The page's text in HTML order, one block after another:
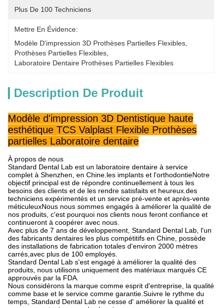
Plus De 100 Techniciens
Mettre En Évidence:
Modèle D'impression 3D Prothèses Partielles Flexibles
Prothèses Partielles Flexibles
Laboratoire Dentaire Prothèses Partielles Flexibles
Description De Produit
Modèle d'impression 3D Dentistique haute
esthétique TCS Valplast Flexible Prothèses
partielles Laboratoire dentaire
À propos de nous
Standard Dental Lab est un laboratoire dentaire à service
complet à Shenzhen, en Chine.les implants et l'orthodontieNotre
objectif principal est de répondre continuellement à tous les
besoins des clients et de les rendre satisfaits et heureux.des
techniciens expérimentés et un service pré-vente et après-vente
méticuleuxNous nous sommes engagés à améliorer la qualité de
nos produits, c'est pourquoi nos clients nous feront confiance et
continueront à coopérer avec nous.
Avec plus de 7 ans de développement, Standard Dental Lab, l'un
des fabricants dentaires les plus compétitifs en Chine, possède
des installations de fabrication totales d'environ 2000 mètres
carrés,avec plus de 100 employés.
Standard Dental Lab s'est engagé à améliorer la qualité des
produits, nous utilisons uniquement des matériaux marqués CE
approuvés par la FDA.
Nous considérons la marque comme esprit d'entreprise, la qualité
comme base et le service comme garantie.Suivre le rythme du
temps, Standard Dental Lab ne cesse d' améliorer la qualité et